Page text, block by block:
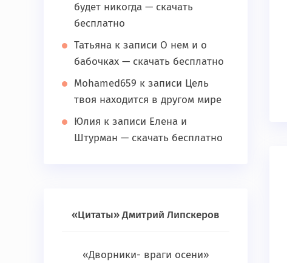
будет никогда — скачать
бесплатно
Татьяна к записи О нем и о
бабочках — скачать бесплатно
Mohamed659 к записи Цель
твоя находится в другом мире
Юлия к записи Елена и
Штурман — скачать бесплатно
«Цитаты» Дмитрий Липскеров
«Дворники- враги осени»